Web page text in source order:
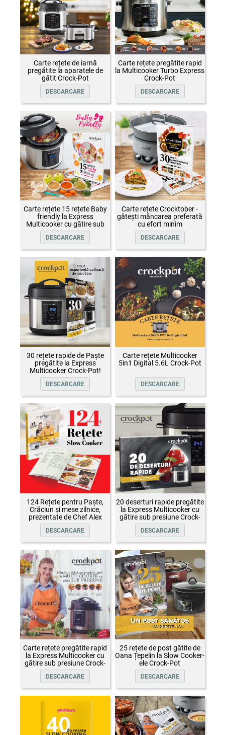
Carte rețete de iarnă
pregătite la aparatele de
gătit Crock-Pot
DESCARCARE
Carte rețete pregătite rapid
la Multicooker Turbo Express
Crock-Pot
DESCARCARE
Carte rețete 15 rețete Baby
friendly la Express
Multicooker cu gătire sub
presiune Crock-Pot
DESCARCARE
Carte rețete Crocktober -
gătești mâncarea preferată
cu efort minim
DESCARCARE
30 rețete rapide de Paște
pregătite la Express
Multicooker Crock-Pot!
DESCARCARE
Carte rețete Multicooker
5in1 Digital 5.6L Crock-Pot
DESCARCARE
124 Rețete pentru Paște,
Crăciun și mese zilnice,
prezentate de Chef Alex
Cîrțu și invitații săi
DESCARCARE
20 deserturi rapide pregătite
la Express Multicooker cu
gătire sub presiune Crock-
Pot
DESCARCARE
Carte rețete pregătite rapid
la Express Multicooker cu
gătire sub presiune Crock-
Pot
DESCARCARE
25 rețete de post gătite de
Oana Țepelin la Slow Cooker-
ele Crock-Pot
DESCARCARE